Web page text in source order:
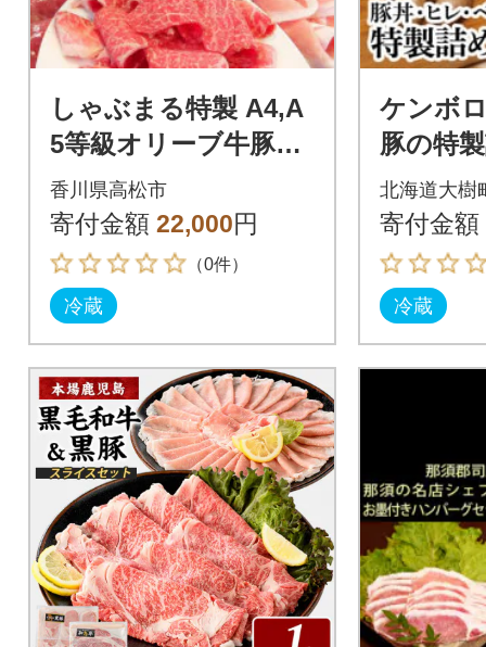
しゃぶまる特製 A4,A
5等級オリーブ牛豚ミ
ックス すき焼き 4人
前 野菜・讃岐うどん
付き
香川県高松市
寄付金額 22,000円
（0件）
冷蔵
ケンボ
豚の特
セット
北海道大樹
寄付金額
冷蔵